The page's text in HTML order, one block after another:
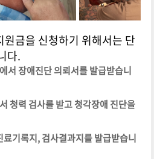
금을 신청하기 위해서는 단
다.
서 장애진단 의뢰서를 발급받습니
청력 검사를 받고 청각장애 진단을
기록지, 검사결과지를 발급받습니